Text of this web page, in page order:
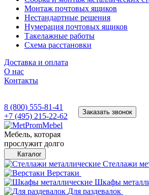
Монтаж почтовых ящиков
Нестандартные решения
Нумерация почтовых ящиков
Такелажные работы
Схема расстановки
Доставка и оплата
О нас
Контакты
8 (800) 555-81-41
+7 (495) 215-22-62
Заказать звонок
Мебель, которая
прослужит долго
Каталог
Стеллажи
Верстаки
Шкафы
Для раздевалок